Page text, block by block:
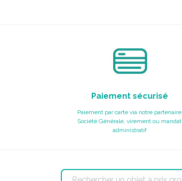
Paiement sécurisé
Paiement par carte via notre partenaire
Société Générale, virement ou mandat
administratif